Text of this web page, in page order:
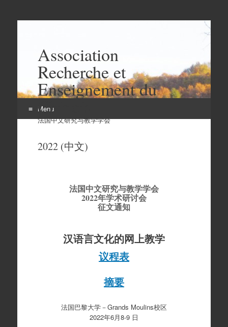
Association
Recherche et
Enseignement du
Chinois
法国中文研究与教学学会
Menu
contenu2022 (中文)
法国中文研究与教学学会
2022年学术研讨会
征文通知
汉语言文化的网上教学
议程表
摘要
法国巴黎大学－Grands Moulins校区
2022年6月8-9 日